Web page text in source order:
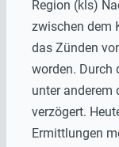
Region (kls)
zwischen dem
das Zünden
worden. Durch
unter anderem
verzögert.
Ermittlungen